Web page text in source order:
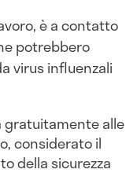
è a contatto
potrebbero
virus influenzali
gratuitamente alle
considerato il
della sicurezza